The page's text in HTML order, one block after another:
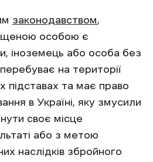
законодавством,
особою є
іноземець або особа без
на території
підставах та має право
в Україні, яку змусили
своє місце
або з метою
наслідків збройного